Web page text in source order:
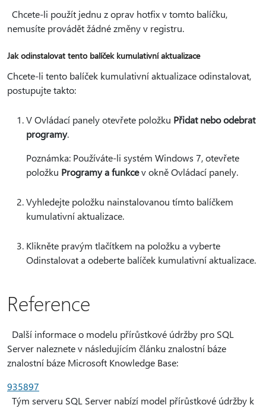
Chcete-li použít jednu z oprav hotfix v tomto balíčku,
nemusíte provádět žádné změny v registru.
Jak odinstalovat tento balíček kumulativní aktualizace
Chcete-li tento balíček kumulativní aktualizace odinstalovat,
postupujte takto:
V Ovládací panely otevřete položku Přidat nebo odebrat
programy.
Poznámka: Používáte-li systém Windows 7, otevřete
položku Programy a funkcev okně Ovládací panely.
Vyhledejte položku nainstalovanou tímto balíčkem
kumulativní aktualizace.
Klikněte pravým tlačítkem na položku a vyberte
Odinstalovat a odeberte balíček kumulativní aktualizace.
Reference
Další informace o modelu přírůstkové údržby pro SQL
Server naleznete v následujícím článku znalostní báze
znalostní báze Microsoft Knowledge Base:
935897
Tým serveru SQL Server nabízí model přírůstkové údržby k